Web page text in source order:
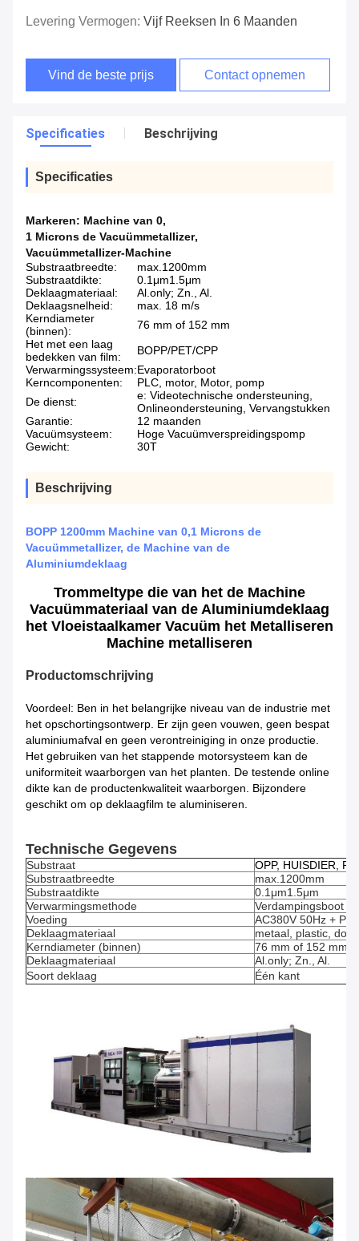
Levering Vermogen: Vijf Reeksen In 6 Maanden
Vind de beste prijs Contact opnemen
Specificaties Beschrijving
Specificaties
Markeren: Machine van 0,
1 Microns de Vacuümmetallizer,
Vacuümmetallizer-Machine
Substraatbreedte:
max.1200mm
Substraatdikte:
0.1μm1.5μm
Deklaagmateriaal:
Al.only; Zn., Al.
Deklaagsnelheid:
max. 18 m/s
Kerndiameter
(binnen):
76 mm of 152 mm
Het met een laag
bedekken van film:
BOPP/PET/CPP
Verwarmingssysteem:Evaporatorboot
Kerncomponenten:
PLC, motor, Motor, pomp
De dienst:
e: Videotechnische ondersteuning,
Onlineondersteuning, Vervangstukken
Garantie:
12 maanden
Vacuümsysteem:
Hoge Vacuümverspreidingspomp
Gewicht:
30T
Beschrijving
BOPP 1200mm Machine van 0,1 Microns de
Vacuümmetallizer, de Machine van de
Aluminiumdeklaag
Trommeltype die van het de Machine
Vacuümmateriaal van de Aluminiumdeklaag
het Vloeistaalkamer Vacuüm het Metalliseren
Machine metalliseren
Productomschrijving
Voordeel: Ben in het belangrijke niveau van de industrie met
het opschortingsontwerp. Er zijn geen vouwen, geen bespat
aluminiumafval en geen verontreiniging in onze productie.
Het gebruiken van het stappende motorsysteem kan de
uniformiteit waarborgen van het planten. De testende online
dikte kan de productenkwaliteit waarborgen. Bijzondere
geschikt om op deklaagfilm te aluminiseren.
Technische Gegevens
Substraat
OPP, HUISDIER, PI,
Substraatbreedte
max.1200mm
Substraatdikte
0.1μm1.5μm
Verwarmingsmethode
Verdampingsboot
Voeding
AC380V 50Hz + PE
Deklaagmateriaal
metaal, plastic,
Kerndiameter (binnen)
76 mm of 152 mm
Deklaagmateriaal
Al.only; Zn., Al.
Soort deklaag
Één kant